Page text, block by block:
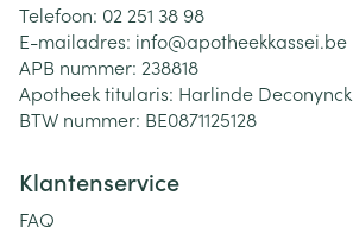
Telefoon: 02 251 38 98
E-mailadres: info@apotheekkassei.be
APB nummer: 238818
Apotheek titularis: Harlinde Deconynck
BTW nummer: BE0871125128
Klantenservice
FAQ